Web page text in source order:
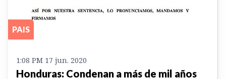
PAIS
1:08 PM 17 jun. 2020
Honduras: Condenan a más de mil años